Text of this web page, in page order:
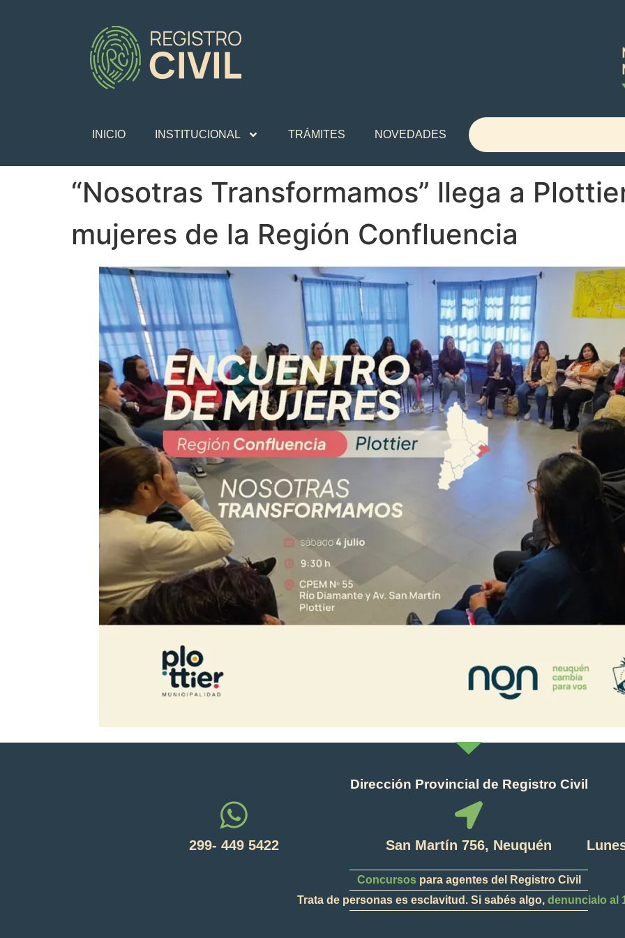
INICIO INSTITUCIONAL TRÁMITES NOVEDADES
“Nosotras Transformamos” llega a
mujeres de la Región Confluencia
Dirección Provincial de Registro Civil
299- 449 5422 San Martín 756, Neuquén
Concursos para agentes del Registro Civil
Trata de personas es esclavitud. Si sabés algo, denuncialo al